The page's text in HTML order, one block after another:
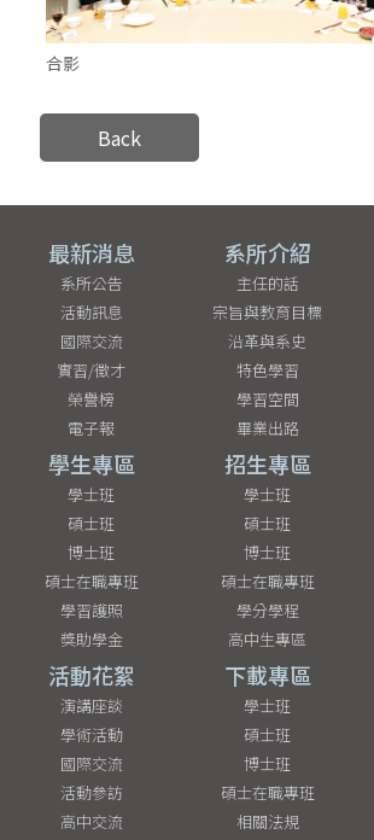
合影
Back
最新消息
系所公告
活動訊息
國際交流
實習/徵才
榮譽榜
電子報
系所介紹
主任的話
宗旨與教育目標
沿革與系史
特色學習
學習空間
畢業出路
學生專區
學士班
碩士班
博士班
碩士在職專班
學習護照
獎助學金
招生專區
學士班
碩士班
博士班
碩士在職專班
學分學程
高中生專區
活動花絮
演講座談
學術活動
國際交流
活動參訪
高中交流
下載專區
學士班
碩士班
博士班
碩士在職專班
相關法規